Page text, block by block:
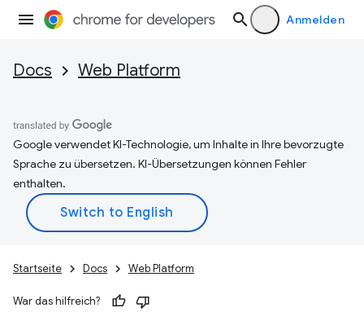
Anmelden
Docs Web Platform
Google verwendet KI-Technologie, um Inhalte in Ihre bevorzugte
Sprache zu übersetzen. KI-Übersetzungen können Fehler
enthalten.
Startseite Docs Web Platform
War das hilfreich?